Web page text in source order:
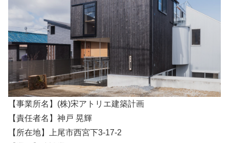
【事業所名】(株)宋アトリエ建築計画
【責任者名】神戸 晃輝
【所在地】上尾市西宮下3-17-2